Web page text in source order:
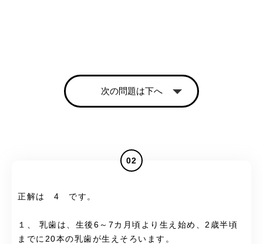
次の問題は下へ
02
正解は 4 です。
１、 乳歯は、生後6～7カ月頃より生え始め、2歳半頃
までに20本の乳歯が生えそろいます。